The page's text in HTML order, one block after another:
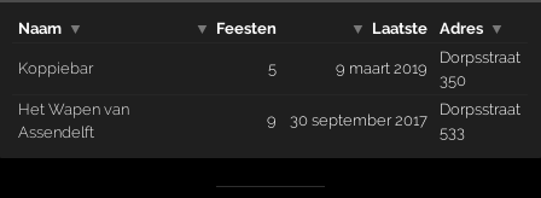
Naam ▼ ▼ Feesten ▼ Laatste Adres ▼
Koppiebar 5 9 maart 2019
Dorpsstraat
350
Het Wapen van
Assendelft
9 30 september 2017
Dorpsstraat
533